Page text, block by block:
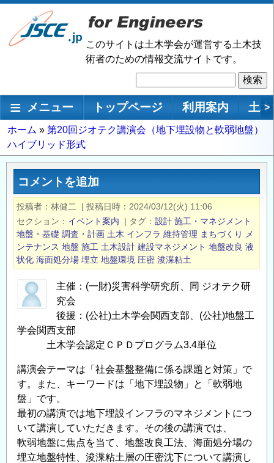
メ
ン
動
このサイトは土木学会が運営する土木技
術者のための情報交流サイトです。
索
メインナビゲーション
メニュー トップページ 利用案内 土 >
パ
ン
く
ホーム
第20回ジオテク講演会（地下埋設物と軟弱地盤）
ハイブリッド形式
コメントを追加
投稿者 林健二 | 投稿日時
2024/03/12(火) 11:06
セクション
イベント案内 | タグ 設計 施工・マネジメント
地盤・基礎 調査・計画 土木 インフラ 維持管理 まちづくり
メ
ンテナンス 地盤 施工 土木設計 建設マネジメント 地盤改良 液
状化 海面処分場 埋立 地盤環境 圧密 浚渫粘土
主催：(一財)災害科学研究所、同 ジオテク研
究会
後援：(公社)土木学会関西支部、(公社)地盤工
学会関西支部
土木学会認定ＣＰＤプログラム3.4単位
講演会テーマは「社会基盤整備に係る課題と対策」で
す。また、キーワードは「地下埋設物」と「軟弱地
盤」です。
最初の講演では地下埋設インフラのマネジメントにつ
いて講演していただきます。その後の講演では、
軟弱地盤に焦点を当て、地盤改良工法、海面処分場の
埋立地盤特性、浚渫粘土層の圧密沈下について講演し